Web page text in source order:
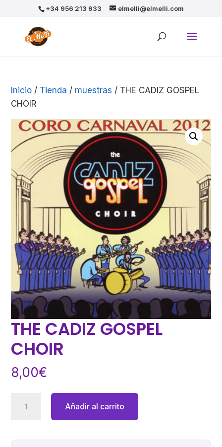
+34 956 213 933 elmelli@elmelli.com
Inicio / Tienda / muestras / THE CADIZ GOSPEL
CHOIR
THE CADIZ GOSPEL
CHOIR
8,00€
CADIZ
CHOIR
Añadir al carrito